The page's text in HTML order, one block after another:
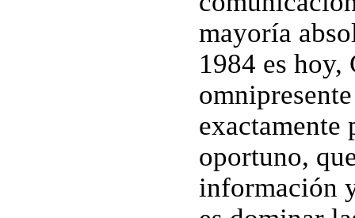
mayoría
1984 es hoy,
exactamente
oportuno,
información